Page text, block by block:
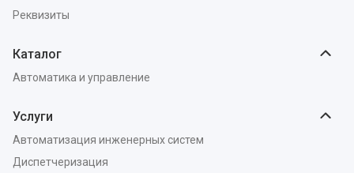
Реквизиты
Каталог
Автоматика и управление
Услуги
Автоматизация инженерных систем
Диспетчеризация